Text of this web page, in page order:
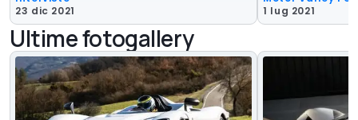
23 dic 2021
1 lug 2021
Ultime fotogallery